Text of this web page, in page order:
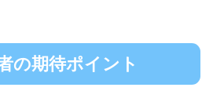
の期待ポイント